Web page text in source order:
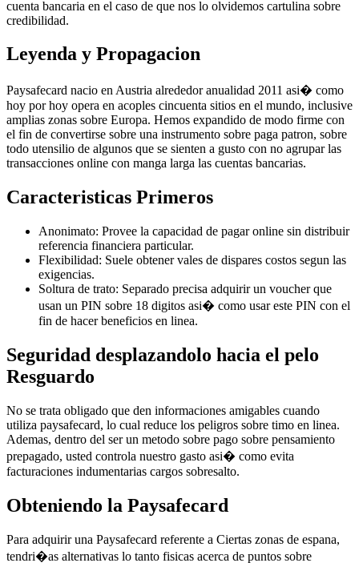
cuenta bancaria en el caso de que nos lo olvidemos cartulina sobre
credibilidad.
Leyenda y Propagacion
Paysafecard nacio en Austria alrededor anualidad 2011 asi� como
hoy por hoy opera en acoples cincuenta sitios en el mundo, inclusive
amplias zonas sobre Europa. Hemos expandido de modo firme con
el fin de convertirse sobre una instrumento sobre paga patron, sobre
todo utensilio de algunos que se sienten a gusto con no agrupar las
transacciones online con manga larga las cuentas bancarias.
Caracteristicas Primeros
Anonimato: Provee la capacidad de pagar online sin distribuir
referencia financiera particular.
Flexibilidad: Suele obtener vales de dispares costos segun las
exigencias.
Soltura de trato: Separado precisa adquirir un voucher que
usan un PIN sobre 18 digitos asi� como usar este PIN con el
fin de hacer beneficios en linea.
Seguridad desplazandolo hacia el pelo
Resguardo
No se trata obligado que den informaciones amigables cuando
utiliza paysafecard, lo cual reduce los peligros sobre timo en linea.
Ademas, dentro del ser un metodo sobre pago sobre pensamiento
prepagado, usted controla nuestro gasto asi� como evita
facturaciones indumentarias cargos sobresalto.
Obteniendo la Paysafecard
Para adquirir una Paysafecard referente a Ciertas zonas de espana,
tendri�as alternativas lo tanto fisicas acerca de puntos sobre